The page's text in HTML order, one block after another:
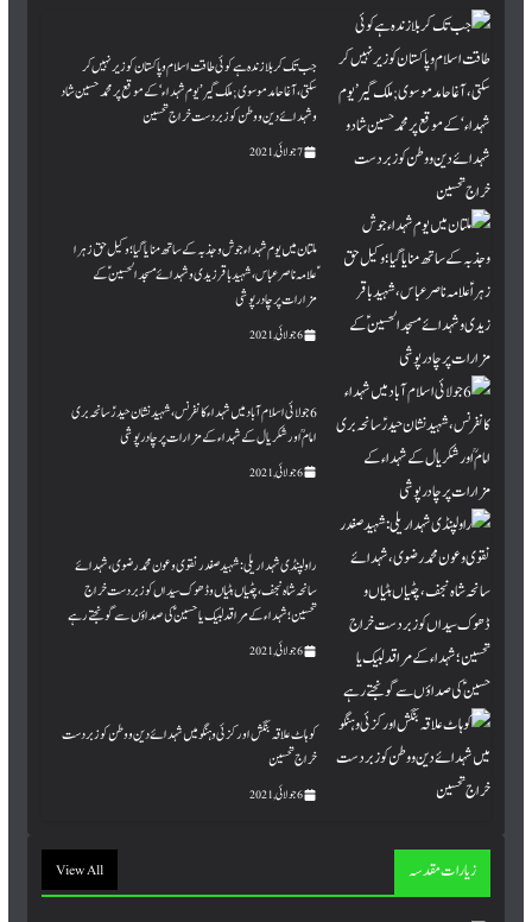
جب تک کربلا زندہ ہے کوئی طاقت اسلام و پاکستان کو زیر نہیں کر
سکتی،آغا حامدموسوی; ملک گیر ’یوم شہداء‘ کے موقع پر محمد حسین شاد
و شہدائے دین ووطن کو زبردست خراج تحسین
7 جولائی, 2021
ملتان میں یوم شہداء جو ش وجذبہ کے ساتھ منایا گیا؛ وکیل حق زہرا
ؑعلامہ ناصر عباس ، شہید باقر زیدی وشہدائے مسجد الحسینؑ کے
مزارات پر چادر پوشی
6 جولائی, 2021
6 جولائی اسلام آباد میں شہداء کانفرنس، شہید نشان حیدرؑ سانحہ بری
امام ؒ اور شکریال کے شہداء کے مزارات پر چادر پوشی
6 جولائی, 2021
راولپنڈی شہدا ریلی: شہیدصفدر نقوی وعون محمد رضوی ، شہدائے
سانحہ شاہ نجف،چٹیاں ہٹیاں و ڈھوک سیداں کو زبردست خراج
تحسین؛ شہداء کے مراقد لبیک یا حسین ؑ کی صداؤں سے گونجتے رہے
6 جولائی, 2021
کوہاٹ علاقہ بنگش اورکزئی و ہنگو میں شہدائے دین و وطن کو زبر دست
خراج تحسین
6 جولائی, 2021
زیارات مقدسہ View All